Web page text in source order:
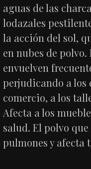
aguas de las
lodazales
la acción del sol,
en nubes de
envuelven
perjudicando a los
comercio, a los
Afecta a los
salud. El polvo
pulmones y afecta